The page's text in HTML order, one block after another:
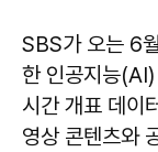
SBS가 오는 6
한 인공지능
시간 개표 데이
영상 콘텐츠와